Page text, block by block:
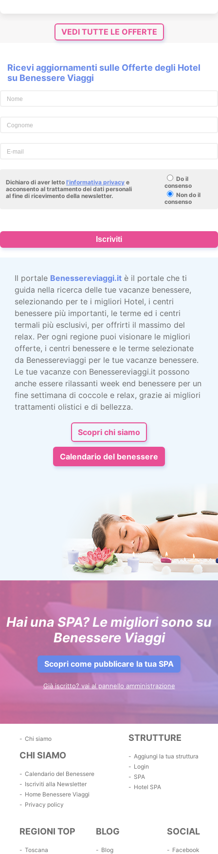
VEDI TUTTE LE OFFERTE
Ricevi aggiornamenti sulle Offerte degli Hotel
su Benessere Viaggi
Dichiaro di aver letto l'informativa privacy e
acconsento al trattamento dei dati personali
al fine di ricevimento della newsletter.
Do il
consenso
Non do il
consenso
Iscriviti
Il portale Benessereviaggi.it è il portale che ti
guida nella ricerca delle tue vacanze benessere,
selezionando per te i migliori Hotel, i centri
benessere più importanti, le terme ed i centri
termali più esclusivi, per offrirti il massimo del
relax. Per ogni regione puoi visionare le migliori
offerte, i centri benessere e le terme selezionate
da Benessereviaggi per le tue vacanze benessere.
Le tue vacanze con Benessereviaggi.it possono
anche essere rilassanti week end benessere per un
fine settimana di coccole e relax, grazie ai migliori
trattamenti olistici e di bellezza.
Scopri chi siamo
Calendario del benessere
Hai una SPA? Le migliori sono su
Benessere Viaggi
Scopri come pubblicare la tua SPA
Già iscritto? vai al pannello amministrazione
Chi siamo
CHI SIAMO
Calendario del Benessere
Iscriviti alla Newsletter
Home Benessere Viaggi
Privacy policy
STRUTTURE
Aggiungi la tua struttura
Login
SPA
Hotel SPA
REGIONI TOP
Toscana
BLOG
Blog
SOCIAL
Facebook